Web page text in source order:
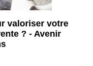
valoriser votre
? - Avenir